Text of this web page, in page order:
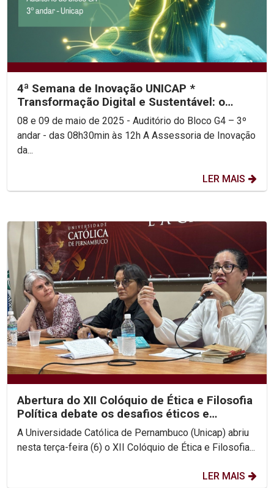
4ª Semana de Inovação UNICAP *
Transformação Digital e Sustentável: o
futuro de Pernambuco pela...
08 e 09 de maio de 2025 - Auditório do Bloco G4 – 3º
andar - das 08h30min às 12h A Assessoria de Inovação
da...
LER MAIS
Abertura do XII Colóquio de Ética e Filosofia
Política debate os desafios éticos e
existenciais...
A Universidade Católica de Pernambuco (Unicap) abriu
nesta terça-feira (6) o XII Colóquio de Ética e Filosofia...
LER MAIS